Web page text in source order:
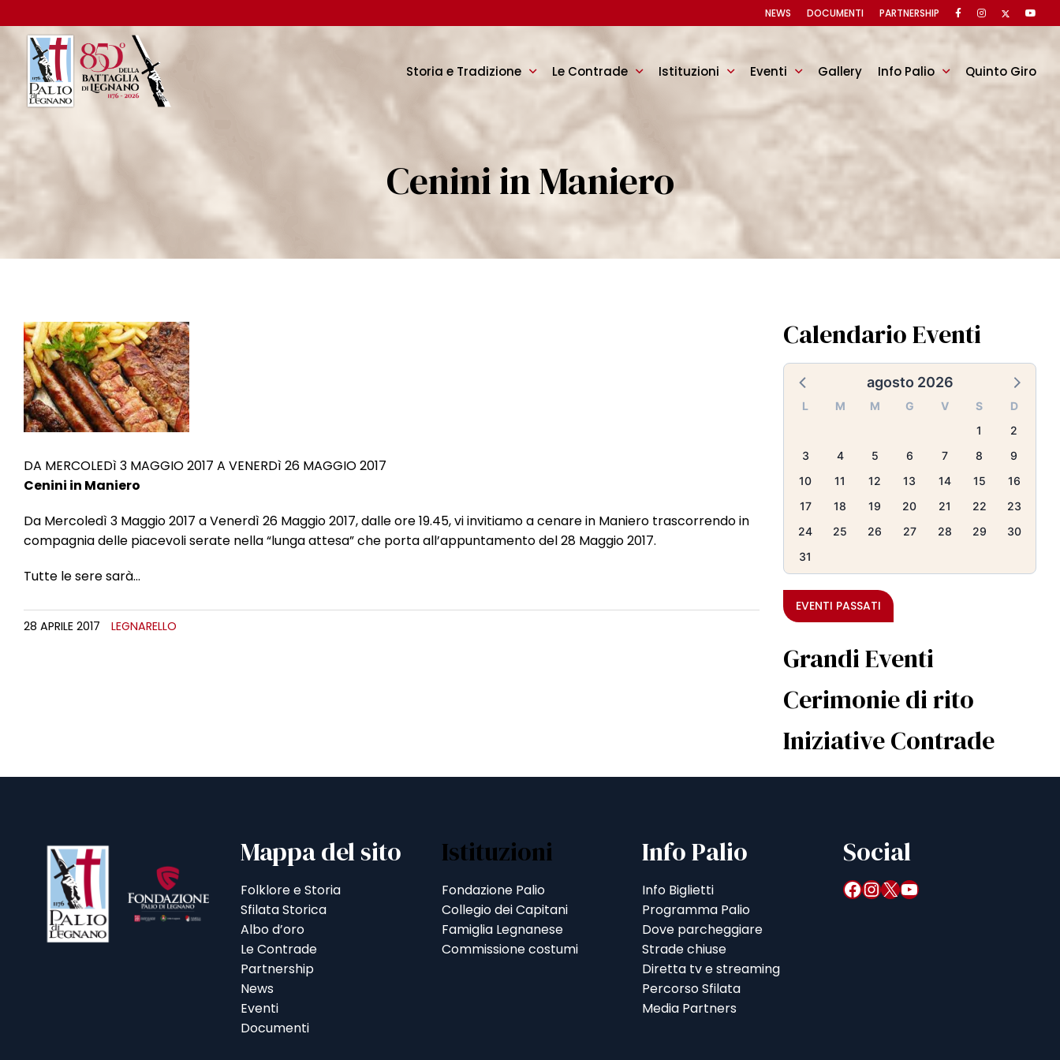
Storia e Tradizione Le Contrade Istituzioni Eventi Gallery Info Palio Quinto Giro
NEWS DOCUMENTI PARTNERSHIP
Cenini in Maniero
DA MERCOLEDì 3 MAGGIO 2017 A VENERDì 26 MAGGIO 2017
Cenini in Maniero
Da Mercoledì 3 Maggio 2017 a Venerdì 26 Maggio 2017, dalle ore 19.45, vi invitiamo a cenare in Maniero trascorrendo in
compagnia delle piacevoli serate nella “lunga attesa” che porta all’appuntamento del 28 Maggio 2017.
Tutte le sere sarà…
28 APRILE 2017 LEGNARELLO
Calendario Eventi
agosto 2026
L M M G V S
D
1
2
3
4 5 6 7 8
9
10
11 12 13 14 15
16
17
18 19 20 21 22
23
24
25 26 27 28 29
30
31
EVENTI PASSATI
Grandi Eventi
Cerimonie di rito
Iniziative Contrade
Mappa del sito
Folklore e Storia
Sfilata Storica
Albo d’oro
Le Contrade
Partnership
News
Eventi
Documenti
Istituzioni
Fondazione Palio
Collegio dei Capitani
Famiglia Legnanese
Commissione costumi
Info Palio
Info Biglietti
Programma Palio
Dove parcheggiare
Strade chiuse
Diretta tv e streaming
Percorso Sfilata
Media Partners
Social
Facebook InstagramX YouTube